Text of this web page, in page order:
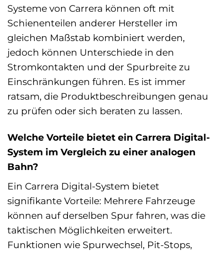
Systeme von Carrera können oft mit
Schienenteilen anderer Hersteller im
gleichen Maßstab kombiniert werden,
jedoch können Unterschiede in den
Stromkontakten und der Spurbreite zu
Einschränkungen führen. Es ist immer
ratsam, die Produktbeschreibungen genau
zu prüfen oder sich beraten zu lassen.
Welche Vorteile bietet ein Carrera Digital-
System im Vergleich zu einer analogen
Bahn?
Ein Carrera Digital-System bietet
signifikante Vorteile: Mehrere Fahrzeuge
können auf derselben Spur fahren, was die
taktischen Möglichkeiten erweitert.
Funktionen wie Spurwechsel, Pit-Stops,